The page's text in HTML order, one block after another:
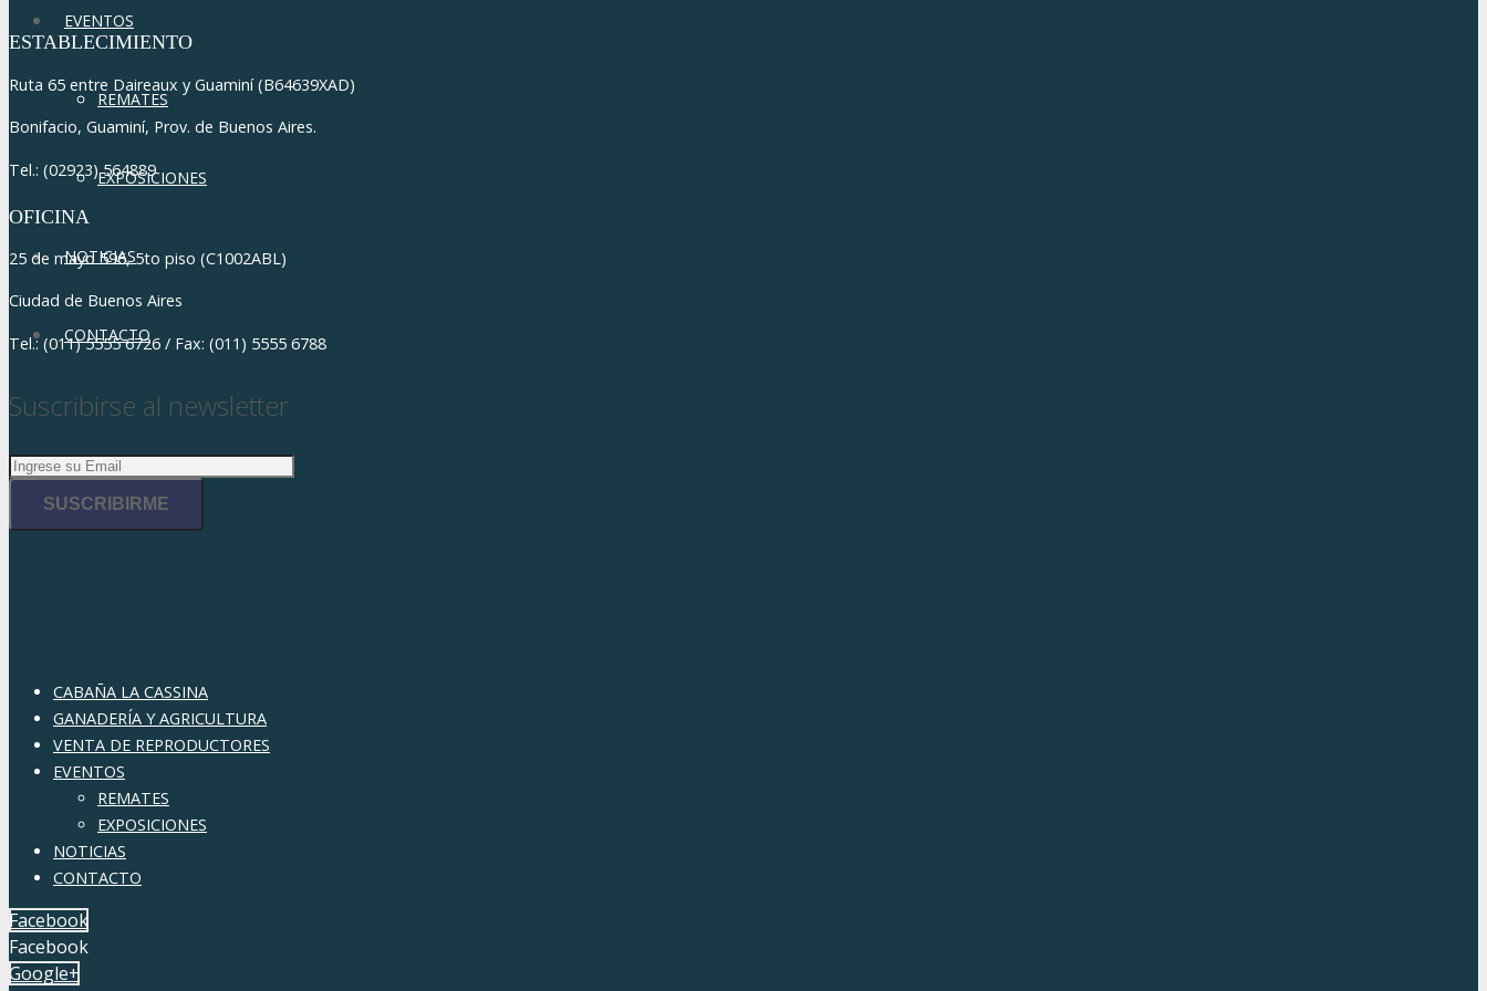
EVENTOS
REMATES
EXPOSICIONES
NOTICIAS
CONTACTO
ESTABLECIMIENTO
Ruta 65 entre Daireaux y Guaminí (B64639XAD)
Bonifacio, Guaminí, Prov. de Buenos Aires.
Tel.: (02923) 564889
OFICINA
25 de mayo 596, 5to piso (C1002ABL)
Ciudad de Buenos Aires
Tel.: (011) 5555 6726 / Fax: (011) 5555 6788
Suscribirse al newsletter
CABAÑA LA CASSINA
GANADERÍA Y AGRICULTURA
VENTA DE REPRODUCTORES
EVENTOS
REMATES
EXPOSICIONES
NOTICIAS
CONTACTO
Facebook
Facebook
Google+